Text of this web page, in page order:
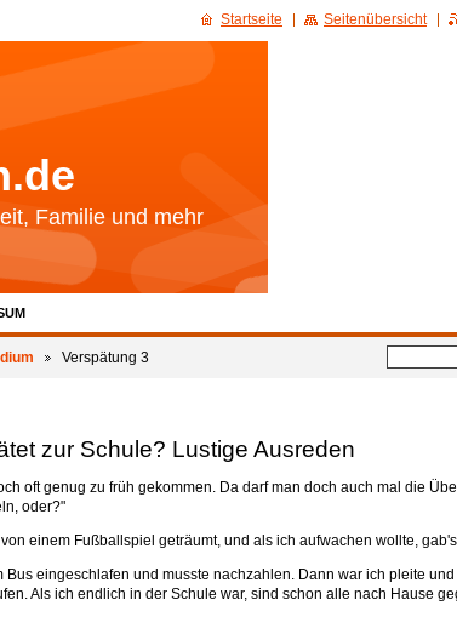
Familie und mehr
Verspätung 3
zur Schule? Lustige Ausreden
oft genug zu früh gekommen. Da darf man doch auch mal die
oder?"
einem Fußballspiel geträumt, und als ich aufwachen wollte,
Bus eingeschlafen und musste nachzahlen. Dann war ich pleite
Als ich endlich in der Schule war, sind schon alle nach Hause
Startseite Seitenübersicht